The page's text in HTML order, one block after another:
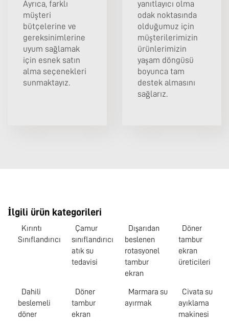
Ayrıca, farklı
müşteri
bütçelerine ve
gereksinimlerine
uyum sağlamak
için esnek satın
alma seçenekleri
sunmaktayız.
yanıtlayıcı olma
odak noktasında
olduğumuz için
müşterilerimizin
ürünlerimizin
yaşam döngüsü
boyunca tam
destek almasını
sağlarız.
İlgili ürün kategorileri
Kırıntı
Sınıflandırıcı
Çamur
sınıflandırıcı
atık su
tedavisi
Dışarıdan
beslenen
rotasyonel
tambur
ekran
Döner
tambur
ekran
üreticileri
Dahili
beslemeli
döner
Döner
tambur
ekran
Marmara su
ayırmak
Civata su
ayıklama
makinesi